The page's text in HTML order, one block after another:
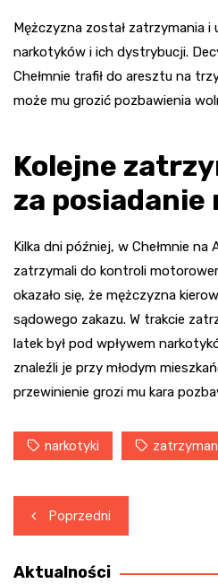
Mężczyzna został zatrzymania i
narkotyków i ich dystrybucji.
Chełmnie trafił do aresztu na
może mu grozić pozbawienia
Kolejne
za
Kilka dni później, w Chełmnie na
zatrzymali do kontroli
okazało się, że mężczyzna
sądowego zakazu. W trakcie
latek był pod wpływem
znaleźli je przy młodym
przewinienie grozi mu kara
narkotyki
Nawigacja
wpisu
Poprzedni
Aktualności